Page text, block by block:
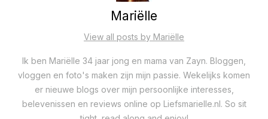
Mariëlle
View all posts by Mariëlle
Ik ben Mariëlle 34 jaar jong en mama van Zayn. Bloggen,
vloggen en foto's maken zijn mijn passie. Wekelijks komen
er nieuwe blogs over mijn persoonlijke interesses,
belevenissen en reviews online op Liefsmarielle.nl. So sit